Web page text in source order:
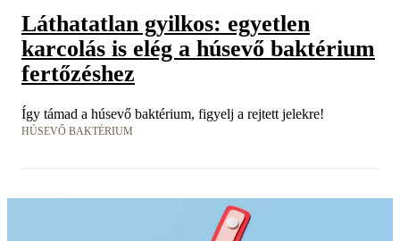
Láthatatlan gyilkos: egyetlen
karcolás is elég a húsevő baktérium
fertőzéshez
Így támad a húsevő baktérium, figyelj a rejtett jelekre!
HÚSEVŐ BAKTÉRIUM